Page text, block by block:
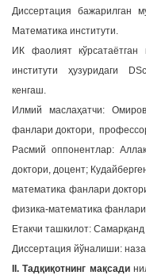
Диссертация бажарилган
Математика институти.
ИК фаолият
институти ҳузуридаги
кенгаш.
Илмий маслаҳатчи:
фанлари доктори,
Расмий оппонентлар:
доктори, доцент;
математика фанлари
физика-математика
Етакчи ташкилот:
Диссертация йўналиши:
II. Тадқиқотнинг мақсади